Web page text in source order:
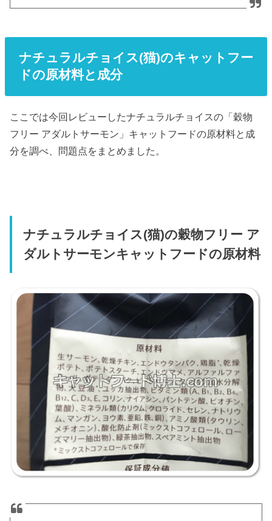
ナチュラルチョイス(猫)のキャットフー
ドの原材料と成分
ここでは今回レビューしたナチュラルチョイスの「穀物
フリー アダルトサーモン」キャットフードの原材料と成
分を調べ、問題点をまとめました。
ナチュラルチョイス(猫)の穀物フリー ア
ダルトサーモンキャットフードの原材料